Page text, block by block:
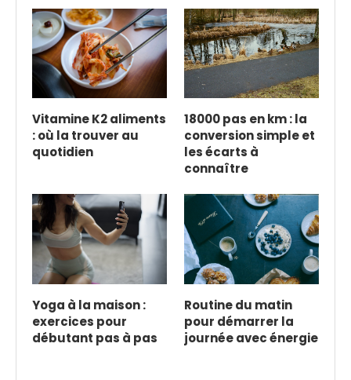
Vitamine K2 aliments
: où la trouver au
quotidien
18000 pas en km : la
conversion simple et
les écarts à
connaître
Yoga à la maison :
exercices pour
débutant pas à pas
Routine du matin
pour démarrer la
journée avec énergie